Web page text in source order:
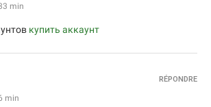
min
купить аккаунт
min
RÉPONDRE